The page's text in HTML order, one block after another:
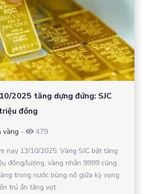
2025 tăng dựng đứng: SJC
đồng
vàng -
479
nay 13/10/2025: Vàng SJC bật tăng
đồng/lượng, vàng nhẫn 9999 cũng
trong nước bùng nổ giữa kỳ vọng
trú ẩn tăng vọt.